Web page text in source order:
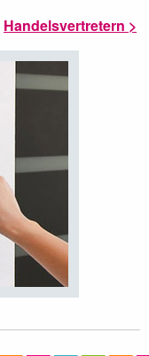
Handelsvertretern >